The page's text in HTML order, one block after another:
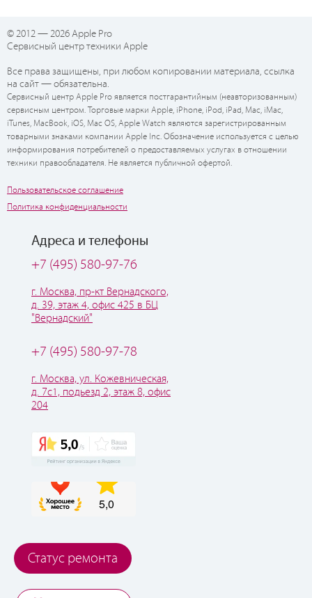
© 2012 — 2026 Apple Pro
Сервисный центр техники Apple
Все права защищены, при любом копировании материала, ссылка
на сайт — обязательна.
Сервисный центр Apple Pro является постгарантийным (неавторизованным)
сервисным центром. Торговые марки Apple, iPhone, iPod, iPad, Mac, iMac,
iTunes, MacBook, iOS, Mac OS, Apple Watch являются зарегистрированным
товарными знаками компании Apple Inc. Обозначение используется с целью
информирования потребителей о предоставляемых услугах в отношении
техники правообладателя. Не является публичной офертой.
Пользовательское соглашение
Политика конфиденциальности
Адреса и телефоны
+7 (495) 580-97-76
г. Москва, пр-кт Вернадского,
д. 39, этаж 4, офис 425 в БЦ
"Вернадский"
+7 (495) 580-97-78
г. Москва, ул. Кожевническая,
д. 7с1, подьезд 2, этаж 8, офис
204
Статус ремонта